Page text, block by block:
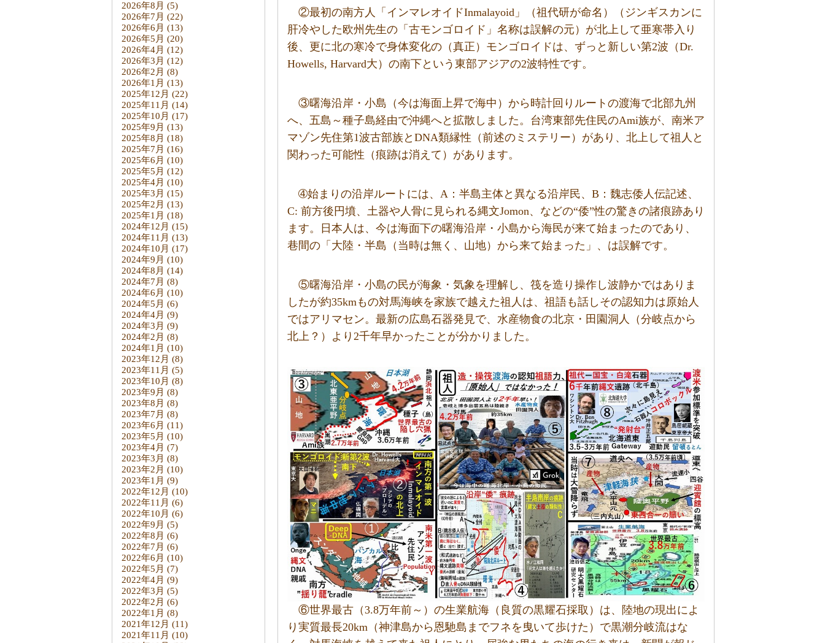
2026年8月 (5)
2026年7月 (22)
2026年6月 (13)
2026年5月 (20)
2026年4月 (12)
2026年3月 (12)
2026年2月 (8)
2026年1月 (13)
2025年12月 (22)
2025年11月 (14)
2025年10月 (17)
2025年9月 (13)
2025年8月 (18)
2025年7月 (16)
2025年6月 (10)
2025年5月 (12)
2025年4月 (10)
2025年3月 (15)
2025年2月 (13)
2025年1月 (18)
2024年12月 (15)
2024年11月 (13)
2024年10月 (17)
2024年9月 (10)
2024年8月 (14)
2024年7月 (8)
2024年6月 (10)
2024年5月 (6)
2024年4月 (9)
2024年3月 (9)
2024年2月 (8)
2024年1月 (10)
2023年12月 (8)
2023年11月 (5)
2023年10月 (8)
2023年9月 (8)
2023年8月 (8)
2023年7月 (8)
2023年6月 (11)
2023年5月 (10)
2023年4月 (7)
2023年3月 (8)
2023年2月 (10)
2023年1月 (9)
2022年12月 (10)
2022年11月 (6)
2022年10月 (6)
2022年9月 (5)
2022年8月 (6)
2022年7月 (6)
2022年6月 (10)
2022年5月 (7)
2022年4月 (9)
2022年3月 (5)
2022年2月 (6)
2022年1月 (8)
2021年12月 (11)
2021年11月 (10)
②最初の南方人「インマレオイドInmalayoid」（祖代研が命名）（ジンギスカンに
肝冷やした欧州先生の「古モンゴロイド」名称は誤解の元）が北上して亜寒帯入り
後、更に北の寒冷で身体変化の（真正）モンゴロイドは、ずっと新しい第2波（Dr.
Howells, Harvard大）の南下という東部アジアの2波特性です。
③曙海沿岸・小島（今は海面上昇で海中）から時計回りルートの渡海で北部九州
へ、五島～種子島経由で沖縄へと拡散しました。台湾東部先住民のAmi族が、南米ア
マゾン先住第1波古部族とDNA類縁性（前述のミステリー）があり、北上して祖人と
関わった可能性（痕跡は消えて）があります。
➃始まりの沿岸ルートには、A：半島主体と異なる沿岸民、B：魏志倭人伝記述、
C: 前方後円墳、土器や人骨に見られる縄文Jomon、などの“倭”性の驚きの諸痕跡あり
ます。日本人は、今は海面下の曙海沿岸・小島から海民が来て始まったのであり、
巷間の「大陸・半島（当時は無く、山地）から来て始まった」、は誤解です。
⑤曙海沿岸・小島の民が海象・気象を理解し、筏を造り操作し波静かではありま
したが約35kmもの対馬海峡を家族で越えた祖人は、祖語も話しその認知力は原始人
ではアリマセン。最新の広島石器発見で、水産物食の北京・田園洞人（分岐点から
北上？）より2千年早かったことが分かりました。
⑥世界最古（3.8万年前～）の生業航海（良質の黒耀石採取）は、陸地の現出によ
り実質最長20km（神津島から恩馳島までフネを曳いて歩けた）で黒潮分岐流はな